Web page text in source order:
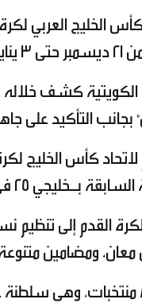
بجانب التأكيد على
كأس الخليج
25 في البصرة.
القدم إلى
معان، ومضامين
وتشارك في بطولة كأس الخليج